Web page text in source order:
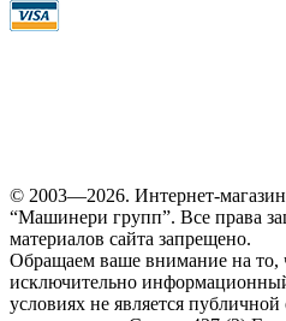
© 2003—2026. Интернет-
“Машинери групп”. Все права
материалов сайта запрещено.
Обращаем ваше внимание на то,
исключительно
условиях не является